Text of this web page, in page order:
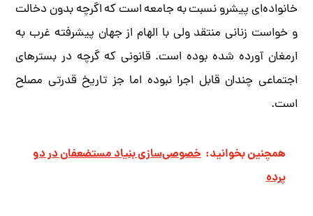
خانواده‌ای پیشرو نسبت به جامعه است که اگرچه بدون دخالت
و خواست زنانی منتقد ولی با الهام از جهان پیشرفته غرب به
ارمغان آورده شده بوده است. قانونی که گرچه در بسترهای
اجتماعی چندان قابل اجرا نبوده اما جز تاریخ قدرتی مصلح
است.
همچنین بخوانید: خصوصی‌سازی بنیاد مستضعفان در دو
پرده